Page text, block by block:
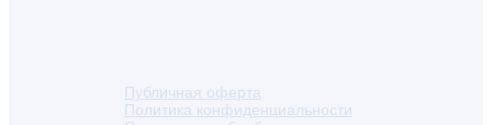
Публичная оферта
Политика конфиденциальности